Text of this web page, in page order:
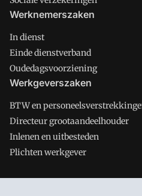
Werknemerszaken
In dienst
Einde dienstverband
Oudedagsvoorziening
Werkgeverszaken
BTW en
Directeur grootaandeelhouder
Inlenen en uitbesteden
Plichten werkgever